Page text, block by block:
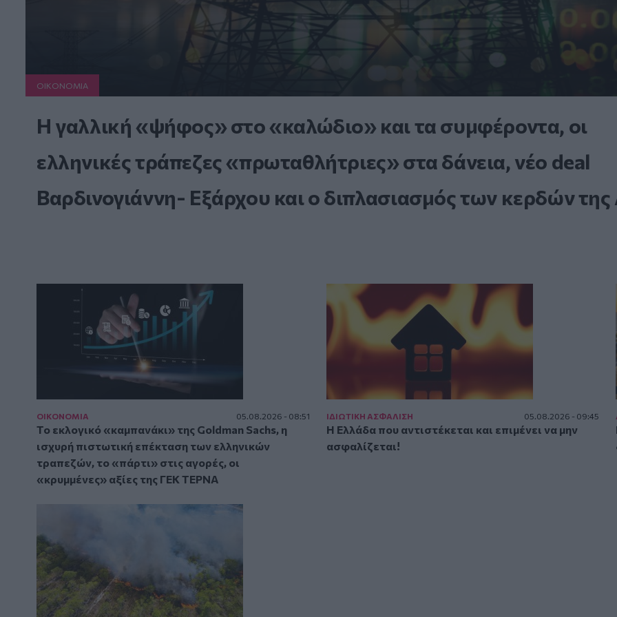
ΟΙΚΟΝΟΜΙΑ
Η γαλλική «ψήφος» στο «καλώδιο» και τα συμφέροντα, οι
ελληνικές τράπεζες «πρωταθλήτριες» στα δάνεια, νέο deal
Βαρδινογιάννη- Εξάρχου και ο διπλασιασμός των κερδών
ΟΙΚΟΝΟΜΙΑ 05.08.2026 - 08:51
Το εκλογικό «καμπανάκι» της Goldman Sachs, η
ισχυρή πιστωτική επέκταση των ελληνικών
τραπεζών, το «πάρτι» στις αγορές, οι
«κρυμμένες» αξίες της ΓΕΚ ΤΕΡΝΑ
ΙΔΙΩΤΙΚΗ ΑΣΦAΛΙΣΗ 05.08.2026 - 09:45
Η Ελλάδα που αντιστέκεται και επιμένει να μην
ασφαλίζεται!